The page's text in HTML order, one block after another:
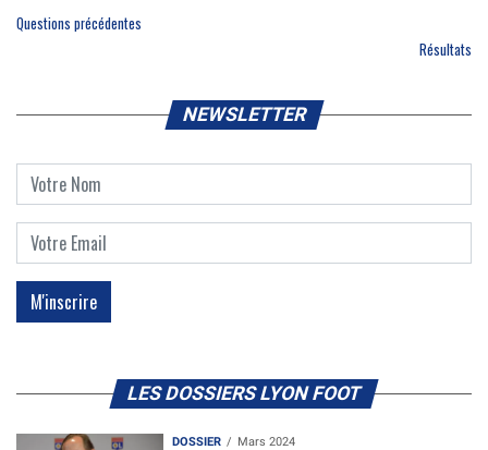
Questions précédentes
Résultats
NEWSLETTER
LES DOSSIERS LYON FOOT
DOSSIER Mars 2024